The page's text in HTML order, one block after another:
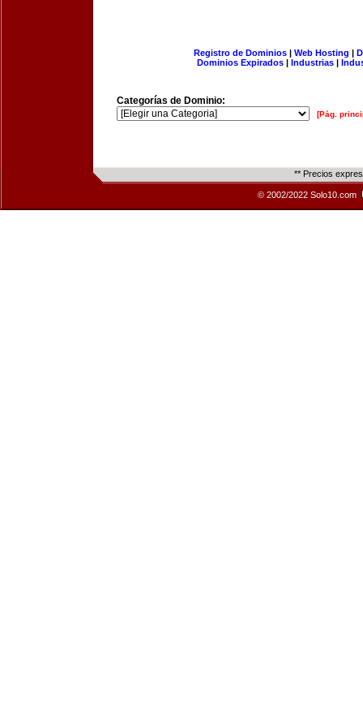
Registro de Dominios| Web Hosting |
Dominios Expirados | Industrias |
Categorías de Dominio:
[Pág.
** Precios
© 2002/2022 Solo10.com